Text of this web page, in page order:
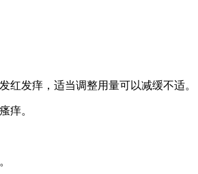
红发痒，适当调整用量可以减缓不适。
痒。